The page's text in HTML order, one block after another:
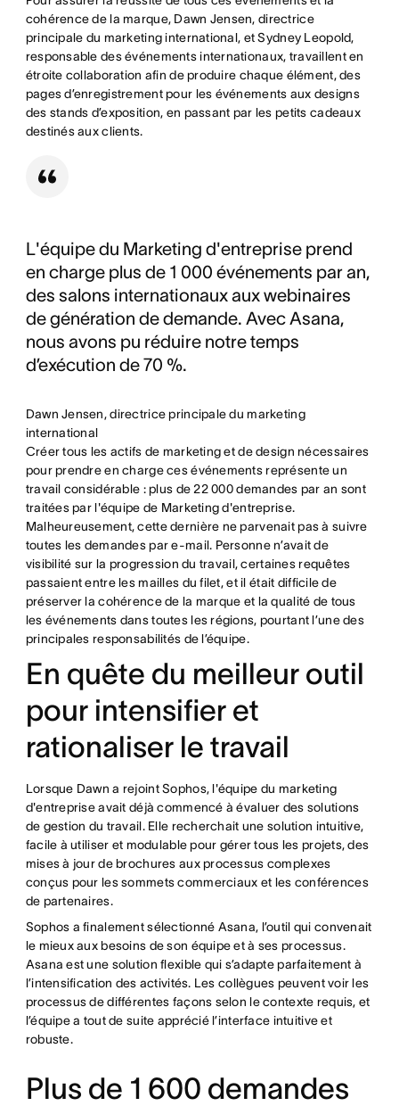
cohérence de la marque, Dawn Jensen, directrice
principale du marketing international, et Sydney Leopold,
responsable des événements internationaux, travaillent en
étroite collaboration afin de produire chaque élément, des
pages d’enregistrement pour les événements aux designs
des stands d’exposition, en passant par les petits cadeaux
destinés aux clients.
L'équipe du Marketing d'entreprise prend
en charge plus de 1 000 événements par an,
des salons internationaux aux webinaires
de génération de demande. Avec Asana,
nous avons pu réduire notre temps
d’exécution de 70 %.
Dawn Jensen, directrice principale du marketing
international
Créer tous les actifs de marketing et de design nécessaires
pour prendre en charge ces événements représente un
travail considérable : plus de 22 000 demandes par an sont
traitées par l'équipe de Marketing d'entreprise.
Malheureusement, cette dernière ne parvenait pas à suivre
toutes les demandes par e-mail. Personne n’avait de
visibilité sur la progression du travail, certaines requêtes
passaient entre les mailles du filet, et il était difficile de
préserver la cohérence de la marque et la qualité de tous
les événements dans toutes les régions, pourtant l’une des
principales responsabilités de l’équipe.
En quête du meilleur outil
pour intensifier et
rationaliser le travail
Lorsque Dawn a rejoint Sophos, l'équipe du marketing
d'entreprise avait déjà commencé à évaluer des solutions
de gestion du travail. Elle recherchait une solution intuitive,
facile à utiliser et modulable pour gérer tous les projets, des
mises à jour de brochures aux processus complexes
conçus pour les sommets commerciaux et les conférences
de partenaires.
Sophos a finalement sélectionné Asana, l’outil qui convenait
le mieux aux besoins de son équipe et à ses processus.
Asana est une solution flexible qui s’adapte parfaitement à
l’intensification des activités. Les collègues peuvent voir les
processus de différentes façons selon le contexte requis, et
l’équipe a tout de suite apprécié l’interface intuitive et
robuste.
Plus de 1 600 demandes